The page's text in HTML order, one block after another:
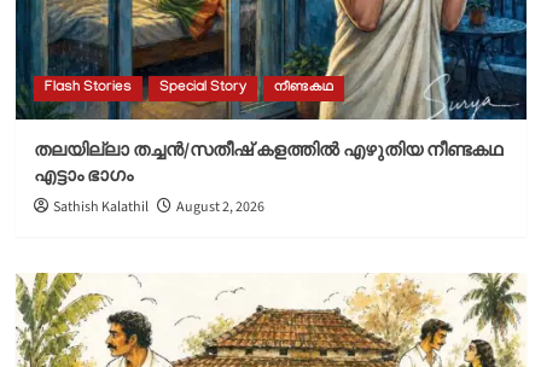
Flash Stories Special Story നീണ്ടകഥ
തലയില്ലാ തച്ചൻ/സതീഷ് കളത്തിൽ എഴുതിയ നീണ്ടകഥ
എട്ടാം ഭാഗം
Sathish Kalathil August 2, 2026